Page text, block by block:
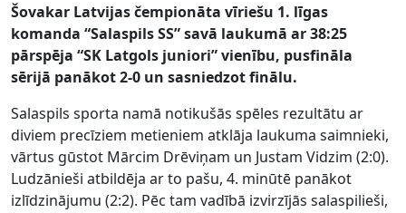
Šovakar Latvijas čempionāta vīriešu 1. līgas
komanda “Salaspils SS” savā laukumā ar 38:25
pārspēja “SK Latgols juniori” vienību, pusfināla
sērijā panākot 2-0 un sasniedzot finālu.
Salaspils sporta namā notikušās spēles rezultātu ar
diviem precīziem metieniem atklāja laukuma saimnieki,
vārtus gūstot Mārcim Drēviņam un Justam Vidzim (2:0).
Ludzānieši atbildēja ar to pašu, 4. minūtē panākot
izlīdzinājumu (2:2). Pēc tam vadībā izvirzījās salaspilieši,